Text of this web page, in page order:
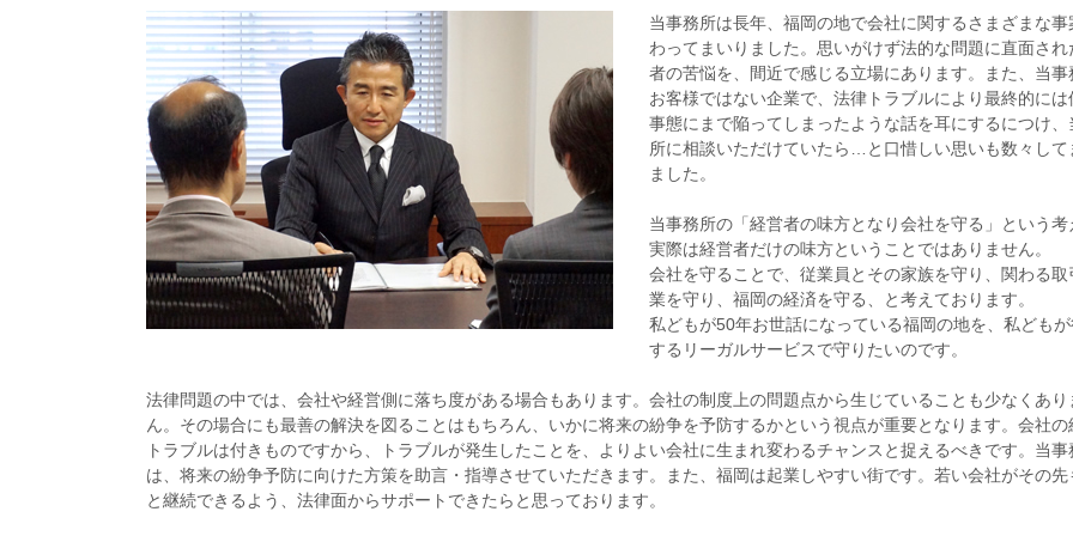
当事務所は長年、福岡の地で会社に関するさまざまな事
わってまいりました。思いがけず法的な問題に直面され
者の苦悩を、間近で感じる立場にあります。また、当事
お客様ではない企業で、法律トラブルにより最終的には
事態にまで陥ってしまったような話を耳にするにつけ、
所に相談いただけていたら…と口惜しい思いも数々して
ました。
当事務所の「経営者の味方となり会社を守る」という考
実際は経営者だけの味方ということではありません。
会社を守ることで、従業員とその家族を守り、関わる取
業を守り、福岡の経済を守る、と考えております。
私どもが50年お世話になっている福岡の地を、私ども
するリーガルサービスで守りたいのです。
法律問題の中では、会社や経営側に落ち度がある場合もあります。会社の制度上の問題点から生じていることも少なくあり
ん。その場合にも最善の解決を図ることはもちろん、いかに将来の紛争を予防するかという視点が重要となります。会社の
トラブルは付きものですから、トラブルが発生したことを、よりよい会社に生まれ変わるチャンスと捉えるべきです。当事
は、将来の紛争予防に向けた方策を助言・指導させていただきます。また、福岡は起業しやすい街です。若い会社がその先
と継続できるよう、法律面からサポートできたらと思っております。